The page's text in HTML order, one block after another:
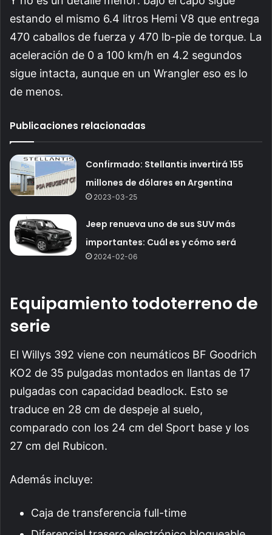
estando el mismo 6.4 litros Hemi V8 que entrega
470 caballos de fuerza y 470 lb-pie de torque. La
aceleración de 0 a 100 km/h en 4.2 segundos
sigue intacta, aunque en un Wrangler eso es lo
de menos.
Publicaciones relacionadas
Confirmado: Stellantis invertirá 155
millones de dólares en Argentina
2023-03-25
Jeep renueva uno de sus SUV más
importantes: Cuál es y cómo será
2024-02-06
Equipamiento todoterreno de
serie
El Willys 392 viene con neumáticos BF Goodrich
KO2 de 35 pulgadas montados en llantas de 17
pulgadas con capacidad beadlock. Esto se
traduce en 28 cm de despeje al suelo,
comparado con los 24 cm del Sport base y los
27 cm del Rubicon.
Además incluye:
Caja de transferencia full-time